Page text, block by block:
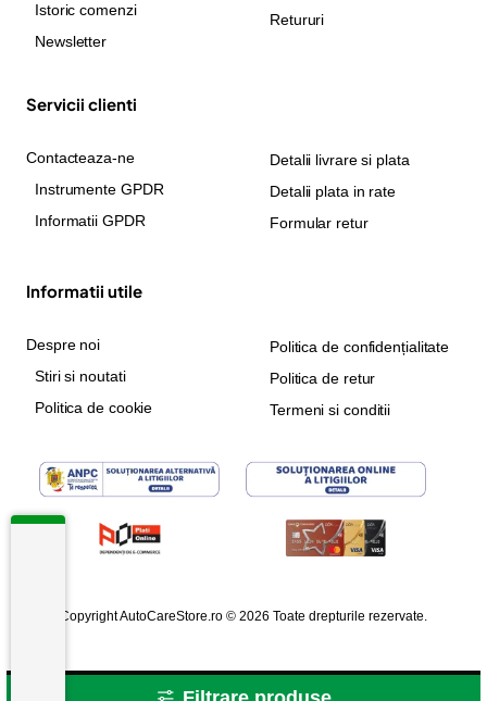
Istoric comenzi
Newsletter
Retururi
Servicii clienti
Contacteaza-ne
Instrumente GPDR
Informatii GPDR
Detalii livrare si plata
Detalii plata in rate
Formular retur
Informatii utile
Despre noi
Stiri si noutati
Politica de cookie
Politica de confidențialitate
Politica de retur
Termeni si conditii
Copyright AutoCareStore.ro © 2026 Toate drepturile rezervate.